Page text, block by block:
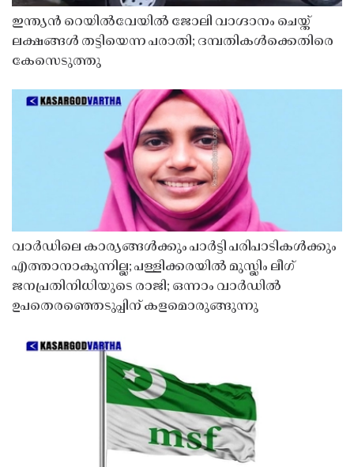
ഇന്ത്യൻ റെയിൽവേയിൽ ജോലി വാഗ്ദാനം ചെയ്ത്
ലക്ഷങ്ങൾ തട്ടിയെന്ന പരാതി; ദമ്പതികൾക്കെതിരെ
കേസെടുത്തു
വാർഡിലെ കാര്യങ്ങൾക്കും പാർട്ടി പരിപാടികൾക്കും
എത്താനാകുന്നില്ല; പള്ളിക്കരയിൽ മുസ്ലിം ലീഗ്
ജനപ്രതിനിധിയുടെ രാജി; ഒന്നാം വാർഡിൽ
ഉപതെരഞ്ഞെടുപ്പിന് കളമൊരുങ്ങുന്നു